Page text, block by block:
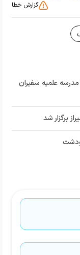
گزارش خطا
علمیه سفیران
برگزار شد